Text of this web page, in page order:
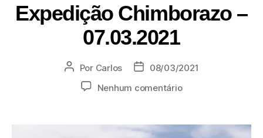
Expedição Chimborazo –
07.03.2021
Por Carlos
08/03/2021
Nenhum comentário